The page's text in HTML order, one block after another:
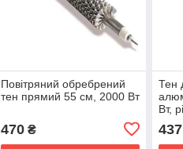
Повітряний обребрений
тен прямий 55 см, 2000 Вт
470₴
Тен
Вт,
437